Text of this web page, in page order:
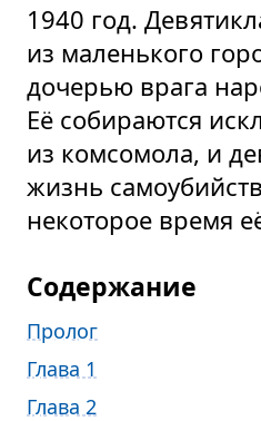
1940 год.
из маленького
дочерью врага
Её собираются
из комсомола, и
жизнь
некоторое время
Содержание
Пролог
Глава 1
Глава 2